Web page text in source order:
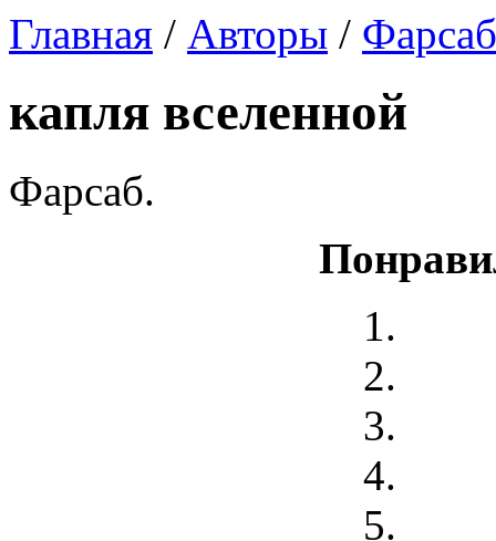
Главная / Авторы / Фарсаб
капля вселенной
Фарсаб.